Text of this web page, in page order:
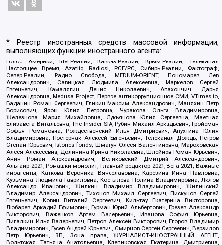
* Реестр иностранных средств массовой информации,
выполняющих функции иностранного агента:
Голос Америки, Idel.Реалии, Кавказ.Реалии, Крым.Реалии, Телеканал
Настоящее Время, Azatliq Radiosi, PCE/PC, Сибирь.Реалии, Фактограф,
Север.Реалии, Радио Свобода, MEDIUM-ORIENT, Пономарев Лев
Александрович, Савицкая Людмила Алексеевна, Маркелов Сергей
Евгеньевич, Камалягин Денис Николаевич, Апахончич Дарья
Александровна, Medusa Project, Первое антикоррупционное СМИ, VTimes.io,
Баданин Роман Сергеевич, Гликин Максим Александрович, Маняхин Петр
Борисович, Ярош Юлия Петровна, Чуракова Ольга Владимировна,
Железнова Мария Михайловна, Лукьянова Юлия Сергеевна, Маетная
Елизавета Витальевна, The Insider SIA, Рубин Михаил Аркадьевич, Гройсман
Софья Романовна, Рождественский Илья Дмитриевич, Апухтина Юлия
Владимировна, Постернак Алексей Евгеньевич, Телеканал Дождь, Петров
Степан Юрьевич, Istories fonds, Шмагун Олеся Валентиновна, Мароховская
Алеся Алексеевна, Долинина Ирина Николаевна, Шлейнов Роман Юрьевич,
Анин Роман Александрович, Великовский Дмитрий Александрович,
Альтаир 2021, Ромашки монолит, Главный редактор 2021, Вега 2021, Важные
иноагенты, Каткова Вероника Вячеславовна, Карезина Инна Павловна,
Кузьмина Людмила Гавриловна, Костылева Полина Владимировна, Лютов
Александр Иванович, Жилкин Владимир Владимирович, Жилинский
Владимир Александрович, Тихонов Михаил Сергеевич, Пискунов Сергей
Евгеньевич, Ковин Виталий Сергеевич, Кильтау Екатерина Викторовна,
Любарев Аркадий Ефимович, Гурман Юрий Альбертович, Грезев Александр
Викторович, Важенков Артем Валерьевич, Иванова София Юрьевна,
Пигалкин Илья Валерьевич, Петров Алексей Викторович, Егоров Владимир
Владимирович, Гусев Андрей Юрьевич, Смирнов Сергей Сергеевич, Верзилов
Петр Юрьевич, ЗП, Зона права, ЖУРНАЛИСТ-ИНОСТРАННЫЙ АГЕНТ,
Вольтская Татьяна Анатольевна, Клепиковская Екатерина Дмитриевна,